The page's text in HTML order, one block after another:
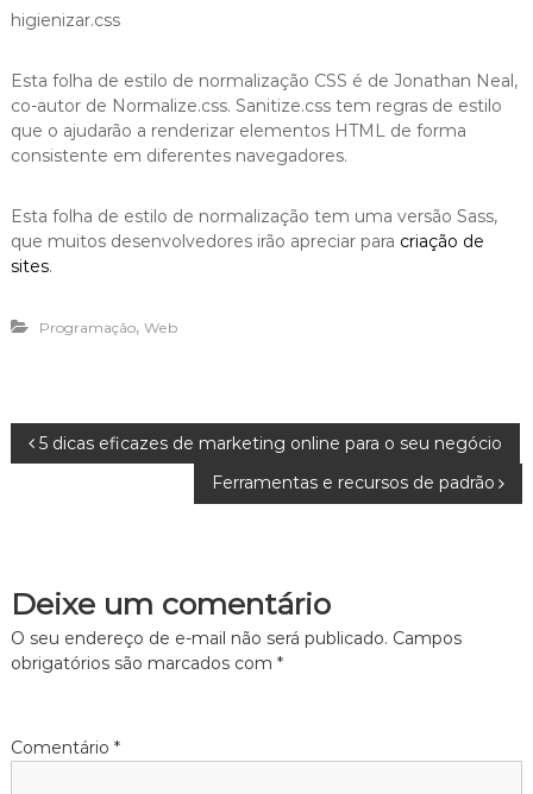
higienizar.css
Esta folha de estilo de normalização CSS é de Jonathan Neal,
co-autor de Normalize.css. Sanitize.css tem regras de estilo
que o ajudarão a renderizar elementos HTML de forma
consistente em diferentes navegadores.
Esta folha de estilo de normalização tem uma versão Sass,
que muitos desenvolvedores irão apreciar para criação de
sites.
Programação, Web
N
e
g
ç
5 dicas eficazes de marketing online para o seu negócio
Ferramentas e recursos de padrão
Deixe um comentário
O seu endereço de e-mail não será publicado. Campos
obrigatórios são marcados com *
Comentário *